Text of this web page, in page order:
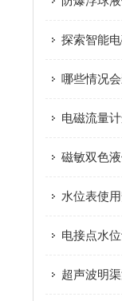
水位表使